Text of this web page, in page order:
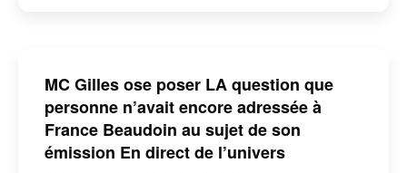
MC Gilles ose poser LA question que
personne n’avait encore adressée à
France Beaudoin au sujet de son
émission En direct de l’univers